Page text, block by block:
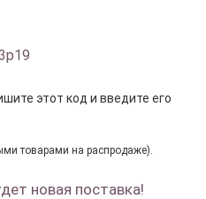
этот код и введите его
товарами на распродаже).
новая поставка!